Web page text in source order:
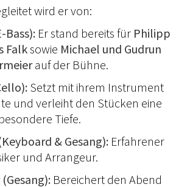
wird er von:
Bass): Er stand bereits für Philipp
Falksowie Michael und Gudrun
auf der Bühne.
Setzt mit ihrem Instrument
und verleiht den Stücken eine
besondere Tiefe.
& Gesang):Erfahrener
und Arrangeur.
Bereichert den Abend